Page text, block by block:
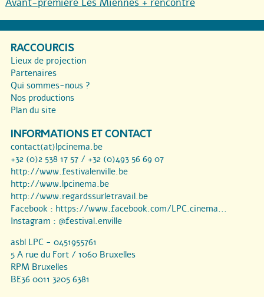
RACCOURCIS
Lieux de projection
Partenaires
Qui sommes-nous ?
Nos productions
Plan du site
INFORMATIONS ET CONTACT
contact(at)lpcinema.be
+32 (0)2 538 17 57 / +32 (0)493 56 69 07
http://www.festivalenville.be
http://www.lpcinema.be
http://www.regardssurletravail.be
Facebook : https://www.facebook.com/LPC.cinema...
Instagram : @festival.enville
asbl LPC - 0451955761
5 A rue du Fort / 1060 Bruxelles
RPM Bruxelles
BE36 0011 3205 6381